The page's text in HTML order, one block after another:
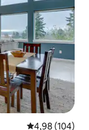
4,98 av 5 i
4,98 (104)